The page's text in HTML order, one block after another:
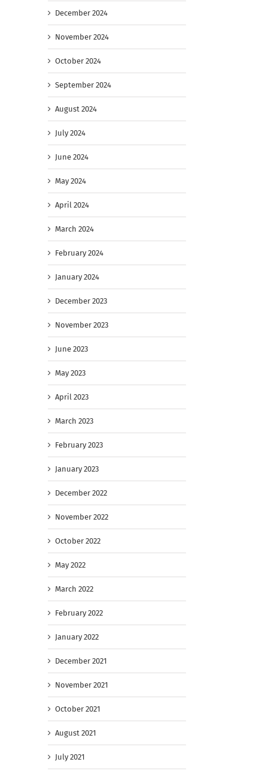
December 2024
November 2024
October 2024
September 2024
August 2024
July 2024
June 2024
May 2024
April 2024
March 2024
February 2024
January 2024
December 2023
November 2023
June 2023
May 2023
April 2023
March 2023
February 2023
January 2023
December 2022
November 2022
October 2022
May 2022
March 2022
February 2022
January 2022
December 2021
November 2021
October 2021
August 2021
July 2021